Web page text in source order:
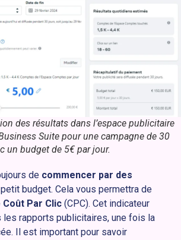
des résultats dans l’espace publicitaire
Suite pour une campagne de 30
un budget de 5€ par jour.
de commencer par des
budget. Cela vous permettra de
Coût Par Clic (CPC). Cet indicateur
les rapports publicitaires, une fois la
Il est important pour savoir